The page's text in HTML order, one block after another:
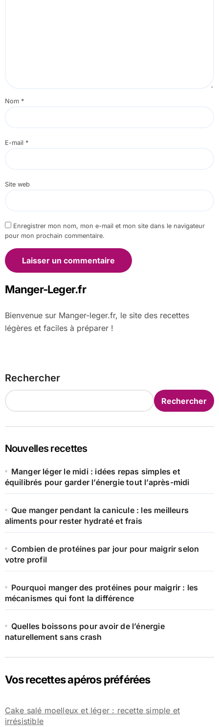
Nom *
E-mail *
Site web
Enregistrer mon nom, mon e-mail et mon site dans le navigateur
pour mon prochain commentaire.
Manger-Leger.fr
Bienvenue sur Manger-leger.fr, le site des recettes
légères et faciles à préparer !
Rechercher
Rechercher
Nouvelles recettes
Manger léger le midi : idées repas simples et
équilibrés pour garder l’énergie tout l’après-midi
Que manger pendant la canicule : les meilleurs
aliments pour rester hydraté et frais
Combien de protéines par jour pour maigrir selon
votre profil
Pourquoi manger des protéines pour maigrir : les
mécanismes qui font la différence
Quelles boissons pour avoir de l’énergie
naturellement sans crash
Vos recettes apéros préférées
Cake salé moelleux et léger : recette simple et
irrésistible